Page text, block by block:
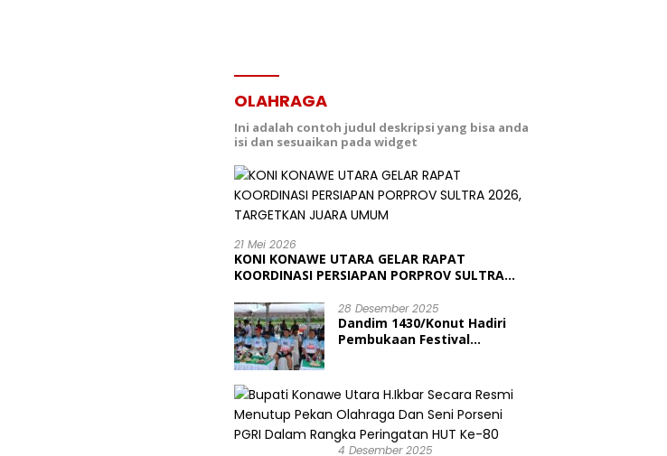
OLAHRAGA
Ini adalah contoh judul deskripsi yang bisa anda
isi dan sesuaikan pada widget
21 Mei 2026
KONI KONAWE UTARA GELAR RAPAT
KOORDINASI PERSIAPAN PORPROV SULTRA
28 Desember 2025
Dandim 1430/Konut Hadiri
Pembukaan Festival
Kabupaten Konawe Utara
4 Desember 2025